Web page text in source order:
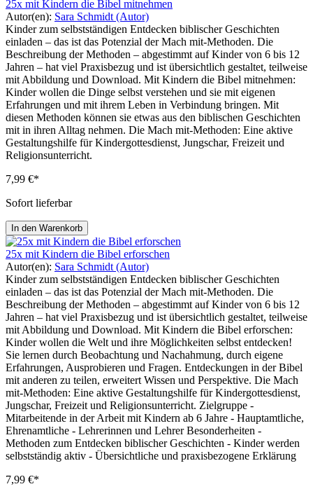
25x mit Kindern die Bibel mitnehmen
Autor(en): Sara Schmidt (Autor)
Kinder zum selbstständigen Entdecken biblischer Geschichten
einladen – das ist das Potenzial der Mach mit-Methoden. Die
Beschreibung der Methoden – abgestimmt auf Kinder von 6 bis 12
Jahren – hat viel Praxisbezug und ist übersichtlich gestaltet, teilweise
mit Abbildung und Download. Mit Kindern die Bibel mitnehmen:
Kinder wollen die Dinge selbst verstehen und sie mit eigenen
Erfahrungen und mit ihrem Leben in Verbindung bringen. Mit
diesen Methoden können sie etwas aus den biblischen Geschichten
mit in ihren Alltag nehmen. Die Mach mit-Methoden: Eine aktive
Gestaltungshilfe für Kindergottesdienst, Jungschar, Freizeit und
Religionsunterricht.
7,99 €*
Sofort lieferbar
In den Warenkorb
25x mit Kindern die Bibel erforschen
Autor(en): Sara Schmidt (Autor)
Kinder zum selbstständigen Entdecken biblischer Geschichten
einladen – das ist das Potenzial der Mach mit-Methoden. Die
Beschreibung der Methoden – abgestimmt auf Kinder von 6 bis 12
Jahren – hat viel Praxisbezug und ist übersichtlich gestaltet, teilweise
mit Abbildung und Download. Mit Kindern die Bibel erforschen:
Kinder wollen die Welt und ihre Möglichkeiten selbst entdecken!
Sie lernen durch Beobachtung und Nachahmung, durch eigene
Erfahrungen, Ausprobieren und Fragen. Entdeckungen in der Bibel
mit anderen zu teilen, erweitert Wissen und Perspektive. Die Mach
mit-Methoden: Eine aktive Gestaltungshilfe für Kindergottesdienst,
Jungschar, Freizeit und Religionsunterricht. Zielgruppe -
Mitarbeitende in der Arbeit mit Kindern ab 6 Jahre - Hauptamtliche,
Ehrenamtliche - Lehrerinnen und Lehrer Besonderheiten -
Methoden zum Entdecken biblischer Geschichten - Kinder werden
selbstständig aktiv - Übersichtliche und praxisbezogene Erklärung
7,99 €*